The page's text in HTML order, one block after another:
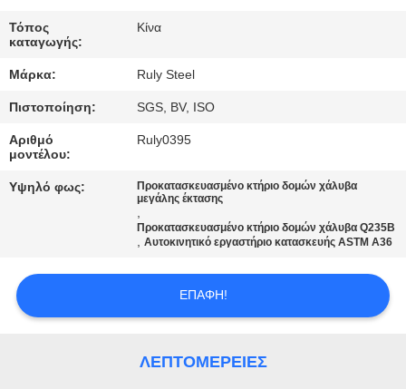
ΕΡΓΟΣΤΑΣΊΩΝ
ΠΟΙΟΤΙΚΌΣ
ΈΛΕΓΧΟΣ
ΜΑΣ
ΕΠΑΦΉ
ΜΕ
Τόπος
καταγωγής:
Κίνα
Μάρκα: Ruly Steel
Πιστοποίηση: SGS, BV, ISO
Αριθμό
μοντέλου:
Ruly0395
Υψηλό φως:
Προκατασκευασμένο κτήριο δομών χάλυβα
μεγάλης έκτασης
,
Προκατασκευασμένο κτήριο δομών χάλυβα Q235B
,Αυτοκινητικό εργαστήριο κατασκευής ASTM A36
ΕΠΑΦΉ!
ΛΕΠΤΟΜΈΡΕΙΕΣ